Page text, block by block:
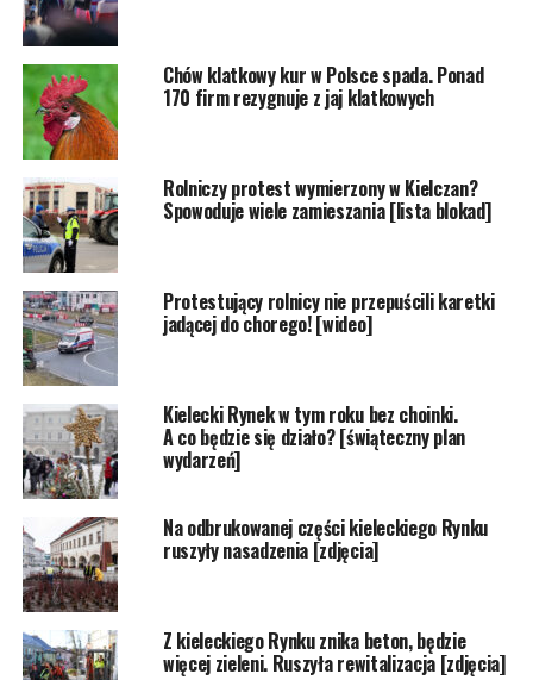
Chów klatkowy kur w Polsce spada. Ponad
170 firm rezygnuje z jaj klatkowych
Rolniczy protest wymierzony w Kielczan?
Spowoduje wiele zamieszania [lista blokad]
Protestujący rolnicy nie przepuścili karetki
jadącej do chorego! [wideo]
Kielecki Rynek w tym roku bez choinki.
A co będzie się działo? [świąteczny plan
wydarzeń]
Na odbrukowanej części kieleckiego Rynku
ruszyły nasadzenia [zdjęcia]
Z kieleckiego Rynku znika beton, będzie
więcej zieleni. Ruszyła rewitalizacja [zdjęcia]